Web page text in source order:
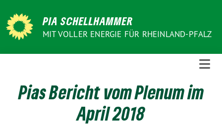
zum
Inhalt
PIA SCHELLHAMMER
MIT VOLLER ENERGIE FÜR RHEINLAND-PFALZ
Pias Bericht vom Plenum im
April 2018